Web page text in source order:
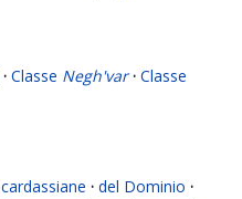
· Classe Negh'var · Classe
cardassiane · del Dominio ·